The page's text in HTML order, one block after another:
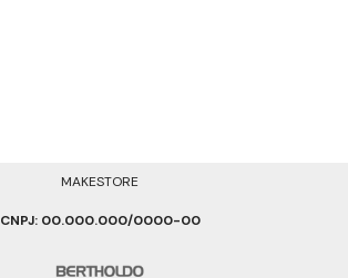
MAKESTORE
CNPJ: 00.000.000/0000-00